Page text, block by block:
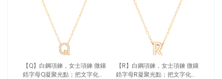
【Q】白鋼項鍊，女士項鍊 微鑲
鋯字母Q凝聚光點；把文字化為
【R】白鋼項鍊，女士項鍊 微鑲
鋯字母R凝聚光點；把文字化為